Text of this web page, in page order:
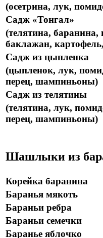
(осетрина, лук,
Садж «Тонгал»
(телятина,
баклажан,
Садж из цыпленка
(цыпленок, лук,
перец, шампиньоны)
Садж из телятины
(телятина, лук,
перец, шампиньоны)
Шашлыки из
Корейка баранина
Баранья мякоть
Бараньи ребра
Бараньи семечки
Баранье яблочко